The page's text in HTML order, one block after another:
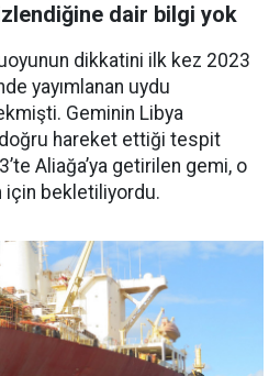
dair bilgi yok
dikkatini ilk kez 2023
yayımlanan uydu
Geminin Libya
doğru hareket ettiği tespit
Aliağa’ya getirilen gemi, o
için bekletiliyordu.